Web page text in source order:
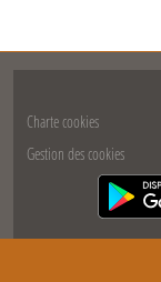
Charte cookies
Gestion des cookies